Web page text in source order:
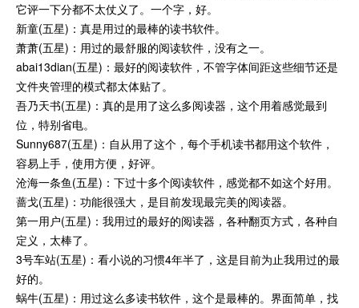
它评一下分都不太仗义了。一个字，好。
新童(五星)：真是用过的最棒的读书软件。
萧萧(五星)：用过的最舒服的阅读软件，没有之一。
abai13dian(五星)：最好的阅读软件，不管字体间距这些细节还是
文件夹管理的模式都太体贴了。
吾乃天书(五星)：真的是用了这么多阅读器，这个用着感觉最到
位，特别省电。
Sunny687(五星)：自从用了这个，每个手机读书都用这个软件，
容易上手，使用方便，好评。
沧海一条鱼(五星)：下过十多个阅读软件，感觉都不如这个好用。
蔷戈(五星)：功能很强大，是目前发现最完美的阅读器。
第一用户(五星)：我用过的最好的阅读器，各种翻页方式，各种自
定义，太棒了。
3号车站(五星)：看小说的习惯4年半了，这是目前为止我用过的最
好的。
蜗牛(五星)：用过这么多读书软件，这个是最棒的。界面简单，找